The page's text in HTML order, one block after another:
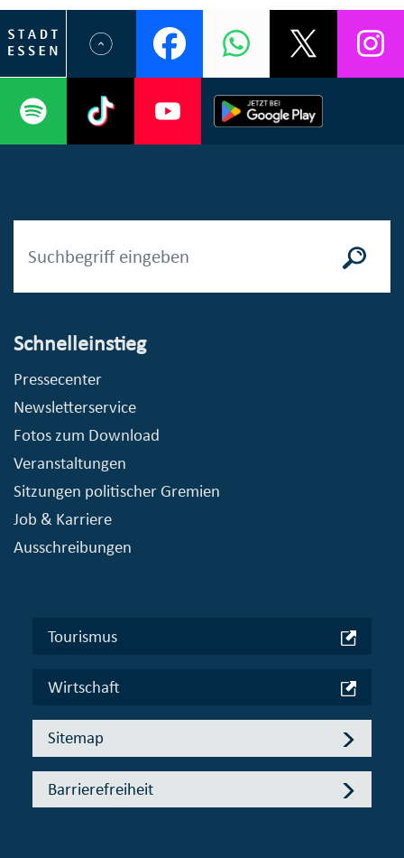
Schnelleinstieg
Pressecenter
Newsletterservice
Fotos zum Download
Veranstaltungen
Sitzungen politischer Gremien
Job & Karriere
Ausschreibungen
Tourismus
Wirtschaft
Sitemap
Barrierefreiheit